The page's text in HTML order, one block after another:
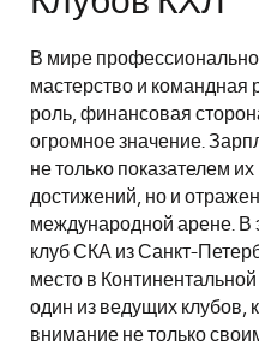
В мире
мастерство и командная
роль, финансовая
огромное значение.
не только показателем
достижений, но и
международной арене. В
клуб СКА из Санкт-
место в
один из ведущих клубов,
внимание не только